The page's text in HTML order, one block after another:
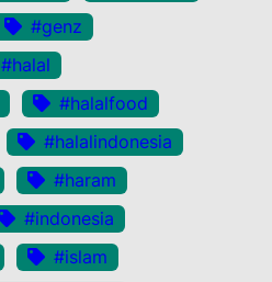
#genz
#halal
#halalfood
#halalindonesia
#haram
#indonesia
#islam